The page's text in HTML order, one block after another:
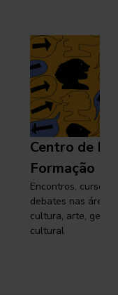
Centro de
Formação
Encontros, cursos,
debates nas áreas
cultura, arte,
cultural